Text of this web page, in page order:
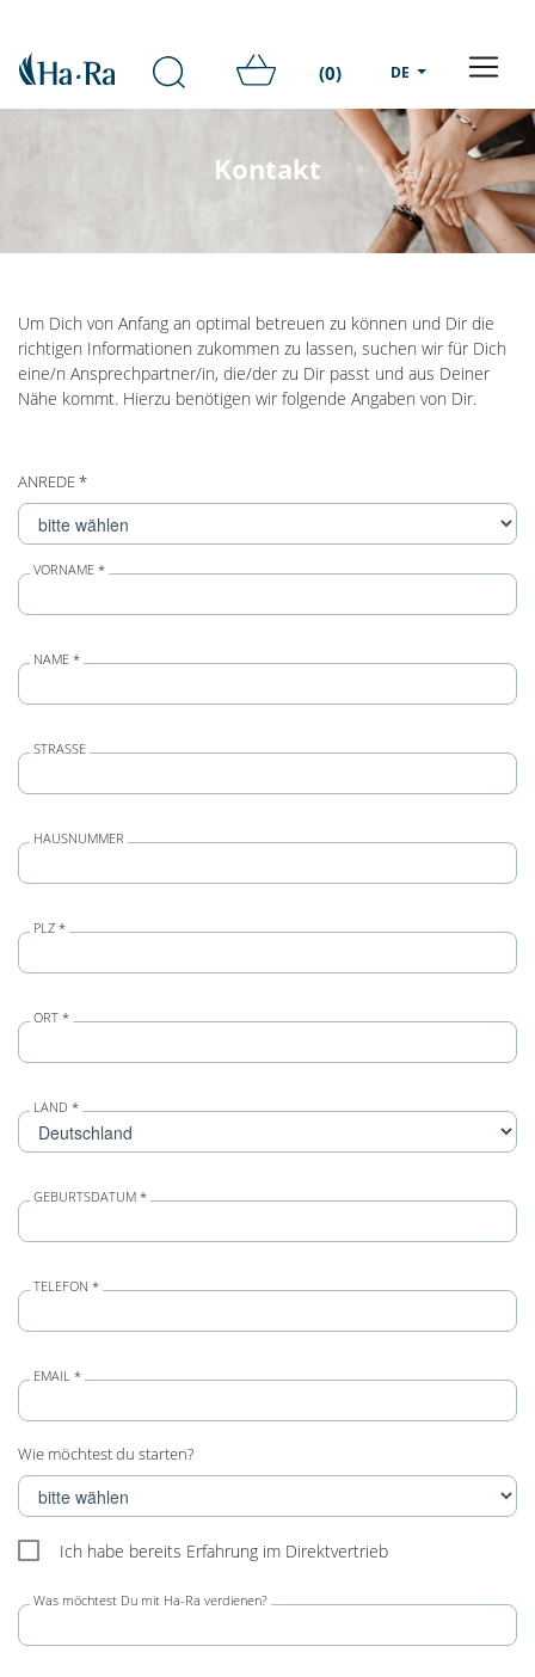
(0) DE
Kontakt
Um Dich von Anfang an optimal betreuen zu können und Dir die
richtigen Informationen zukommen zu lassen, suchen wir für Dich
eine/n Ansprechpartner/in, die/der zu Dir passt und aus Deiner
Nähe kommt. Hierzu benötigen wir folgende Angaben von Dir.
ANREDE *
VORNAME *
NAME *
STRASSE
HAUSNUMMER
PLZ *
ORT *
LAND *
GEBURTSDATUM *
TELEFON *
EMAIL *
Wie möchtest du starten?
Ich habe bereits Erfahrung im Direktvertrieb
Was möchtest Du mit Ha-Ra verdienen?